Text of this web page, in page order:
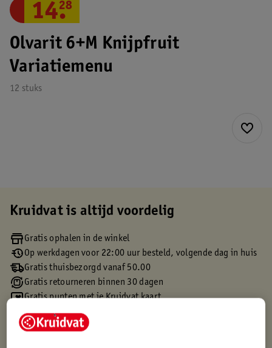
Olvarit 6+M Knijpfruit
Variatiemenu
12 stuks
14.
28
Kruidvat is altijd voordelig
Gratis ophalen in de winkel
Op werkdagen voor 22:00 uur besteld, volgende dag in huis
Gratis thuisbezorgd vanaf 50.00
Gratis retourneren binnen 30 dagen
Gratis punten met je Kruidvat kaart